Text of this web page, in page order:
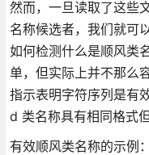
然而，一旦读取了这些
名称候选者，我们就可
如何检测什么是顺风类
单，但实际上并不那么
指示表明字符序列是有
d 类名称具有相同格式
有效顺风类名称的示例：